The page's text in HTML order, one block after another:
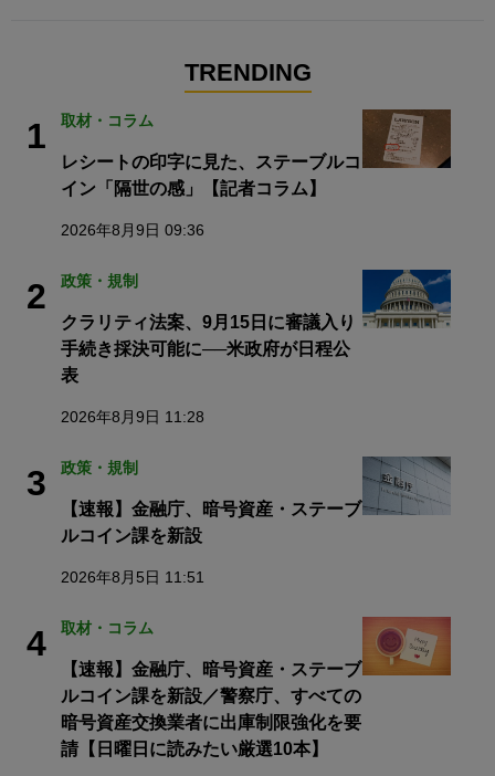
TRENDING
1 取材・コラム
レシートの印字に見た、ステーブルコ
イン「隔世の感」【記者コラム】
2026年8月9日 09:36
2 政策・規制
クラリティ法案、9月15日に審議入り
手続き採決可能に──米政府が日程公
表
2026年8月9日 11:28
3 政策・規制
【速報】金融庁、暗号資産・ステーブ
ルコイン課を新設
2026年8月5日 11:51
4 取材・コラム
【速報】金融庁、暗号資産・ステーブ
ルコイン課を新設／警察庁、すべての
暗号資産交換業者に出庫制限強化を要
請【日曜日に読みたい厳選10本】